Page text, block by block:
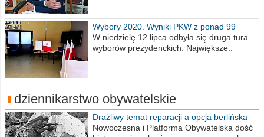
Wybory 2020. Wyniki PKW z ponad 99
procent obwodów
W niedzielę 12 lipca odbyła się druga tura
wyborów prezydenckich. Największe..
dziennikarstwo obywatelskie
Drażliwy temat reparacji a opcja berlińska
Nowoczesna i Platforma Obywatelska dość